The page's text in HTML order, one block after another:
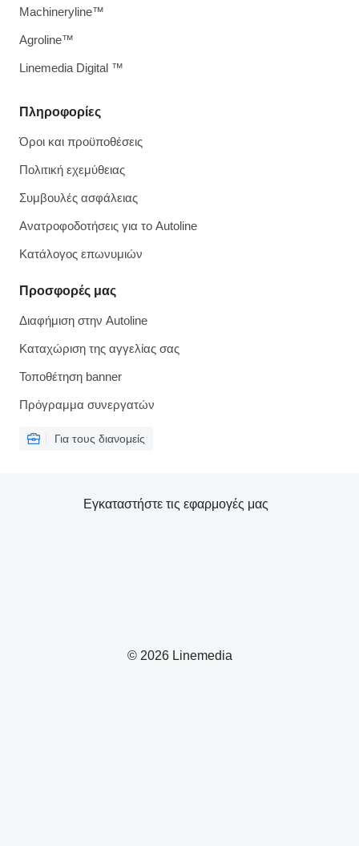
Πληροφορίες
Όροι και προϋποθέσεις
Πολιτική εχεμύθειας
Συμβουλές ασφάλειας
Ανατροφοδοτήσεις για το Autoline
Κατάλογος επωνυμιών
Προσφορές μας
Διαφήμιση στην Autoline
Καταχώριση της αγγελίας σας
Τοποθέτηση banner
Πρόγραμμα συνεργατών
Για τους διανομείς
Machineryline™
Agroline™
Linemedia Digital ™
© 2026 Linemedia
Εγκαταστήστε τις εφαρμογές μας